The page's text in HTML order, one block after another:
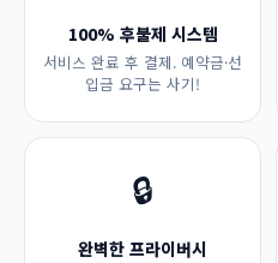
100% 후불제 시스템
서비스 완료 후 결제. 예약금·선
입금 요구는 사기!
🔒
완벽한 프라이버시